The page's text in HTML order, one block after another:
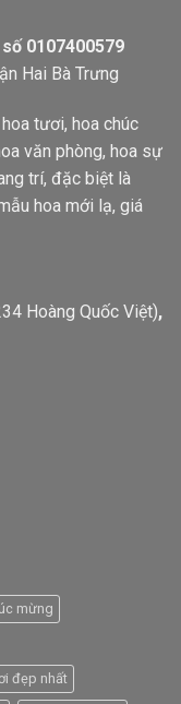
0107400579
Hai Bà Trưng
tươi, hoa chúc
văn phòng, hoa sự
trí, đặc biệt là
hoa mới lạ, giá
Hoàng Quốc Việt),
mừng
đẹp nhất